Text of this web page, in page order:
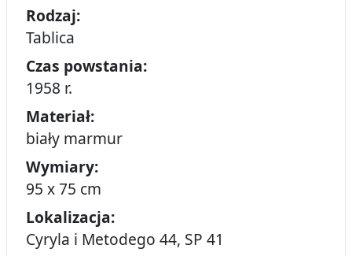
Rodzaj:
Tablica
Czas powstania:
1958 r.
Materiał:
biały marmur
Wymiary:
95 x 75 cm
Lokalizacja:
Cyryla i Metodego 44, SP 41